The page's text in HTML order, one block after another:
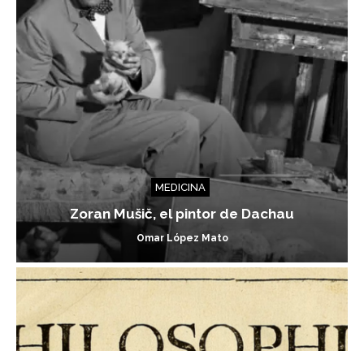
MEDICINA
Zoran Mušič, el pintor de Dachau
Omar López Mato